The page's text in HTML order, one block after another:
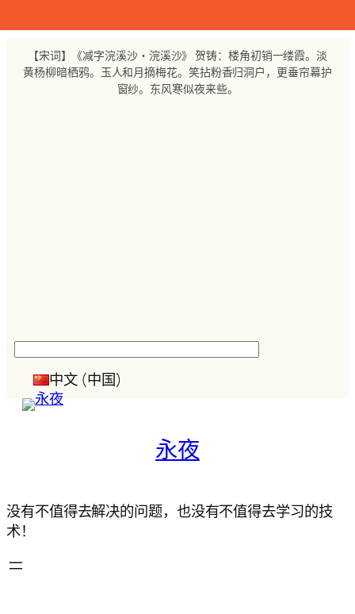
至
【宋词】《减字浣溪沙・浣溪沙》 贺铸：楼角初销一缕霞。淡
黄杨柳暗栖鸦。玉人和月摘梅花。笑拈粉香归洞户，更垂帘幕护
窗纱。东风寒似夜来些。
中文 (中国)
永夜
没有不值得去解决的问题，也没有不值得去学习的技
术！